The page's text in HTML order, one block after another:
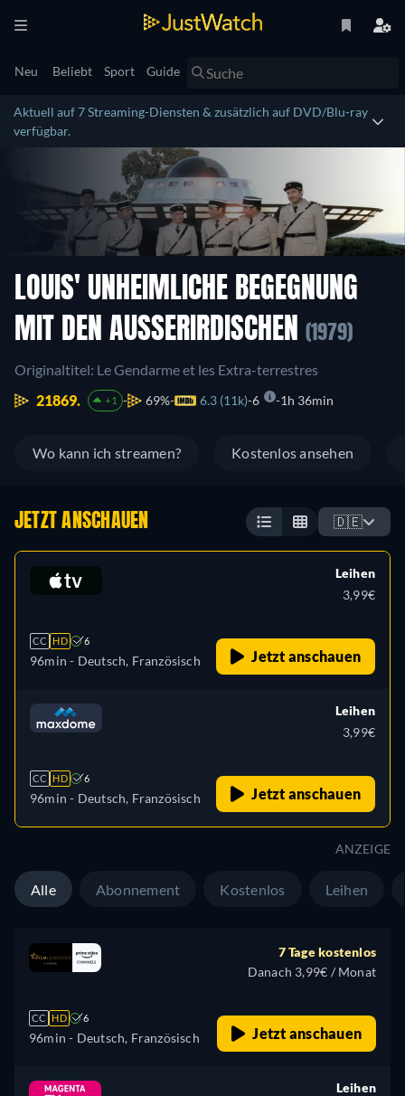
Neu Beliebt Sport Guide
Aktuell auf 7 Streaming-Diensten & zusätzlich auf DVD/Blu-ray
verfügbar.
LOUIS' UNHEIMLICHE BEGEGNUNG
MIT DEN AUSSERIRDISCHEN
(1979)
Originaltitel: Le Gendarme et les Extra-terrestres
21869.
+1 69% 6.3 (11k) 6 1h 36min
Wo kann ich streamen? Kostenlos ansehen
JETZT ANSCHAUEN 🇩🇪
CC HD 6
96min - Deutsch, Französisch
Leihen
3,99€
Jetzt anschauen
CC HD 6
96min - Deutsch, Französisch
Leihen
3,99€
Jetzt anschauen
ANZEIGE
Alle Abonnement Kostenlos Leihen
CC HD 6
96min - Deutsch, Französisch
7 Tage kostenlos
Danach 3,99€ / Monat
Jetzt anschauen
Leihen